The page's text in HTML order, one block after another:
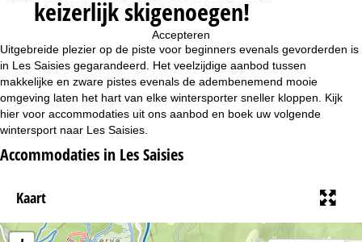
Accepteren
r
t
p
keizerlijk skigenoegen!
Uitgebreide plezier op de piste voor beginners evenals gevorderden is
in Les Saisies gegarandeerd. Het veelzijdige aanbod tussen
makkelijke en zware pistes evenals de adembenemend mooie
omgeving laten het hart van elke wintersporter sneller kloppen. Kijk
hier voor accommodaties uit ons aanbod en boek uw volgende
wintersport naar Les Saisies.
Accommodaties in Les Saisies
Kaart